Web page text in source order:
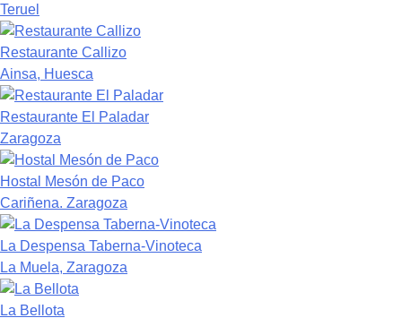
Teruel
Restaurante Callizo
Ainsa, Huesca
Restaurante El Paladar
Zaragoza
Hostal Mesón de Paco
Cariñena. Zaragoza
La Despensa Taberna-Vinoteca
La Muela, Zaragoza
La Bellota